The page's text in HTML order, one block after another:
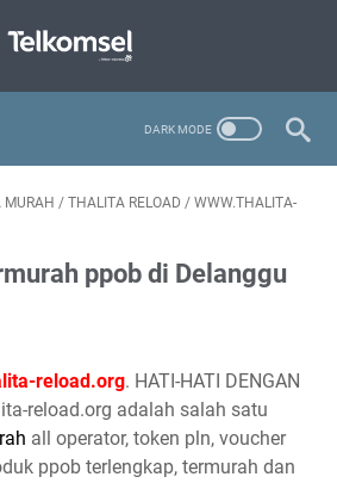
MURAH / THALITA RELOAD / WWW.THALITA-
ppob di Delanggu
reload.org. HATI-HATI DENGAN
reload.org adalah salah satu
all operator, token pln, voucher
ppob terlengkap, termurah dan